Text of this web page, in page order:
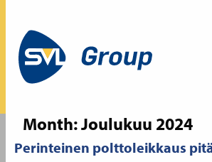
Month:Joulukuu 2024
Perinteinen polttoleikkaus